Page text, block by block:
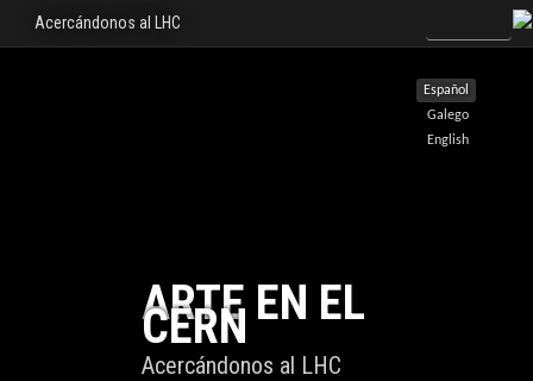
Español
Galego
English
Acercándonos al LHC
ARTE EN EL
CERN
Acercándonos al LHC